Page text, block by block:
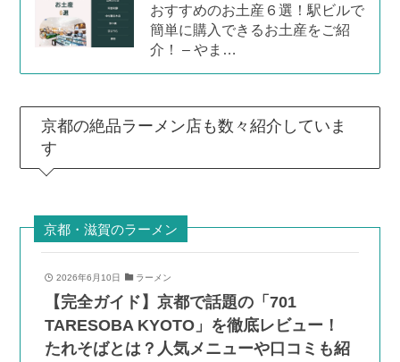
おすすめのお土産６選！駅ビルで
簡単に購入できるお土産をご紹
介！ – やま…
京都の絶品ラーメン店も数々紹介していま
す
京都・滋賀のラーメン
2026年6月10日 ラーメン
【完全ガイド】京都で話題の「701
TARESOBA KYOTO」を徹底レビュー！
たれそばとは？人気メニューや口コミも紹